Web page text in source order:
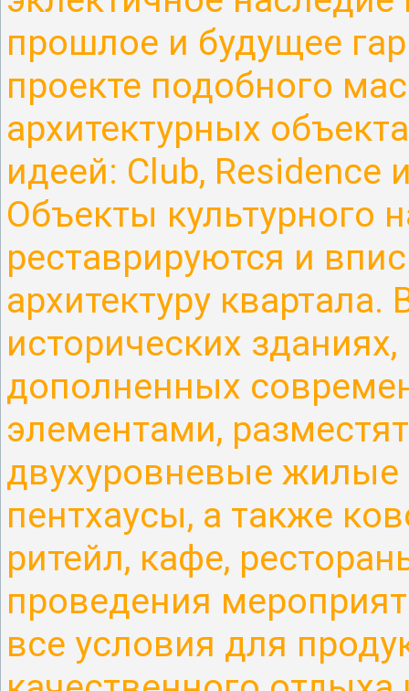
прошлое и будущее
проекте подобного
архитектурных
идеей: Club, Residence
Объекты культурного
реставрируются и
архитектуру
исторических зданиях,
дополненных
элементами,
двухуровневые
пентхаусы, а также
ритейл, кафе,
проведения
все условия для